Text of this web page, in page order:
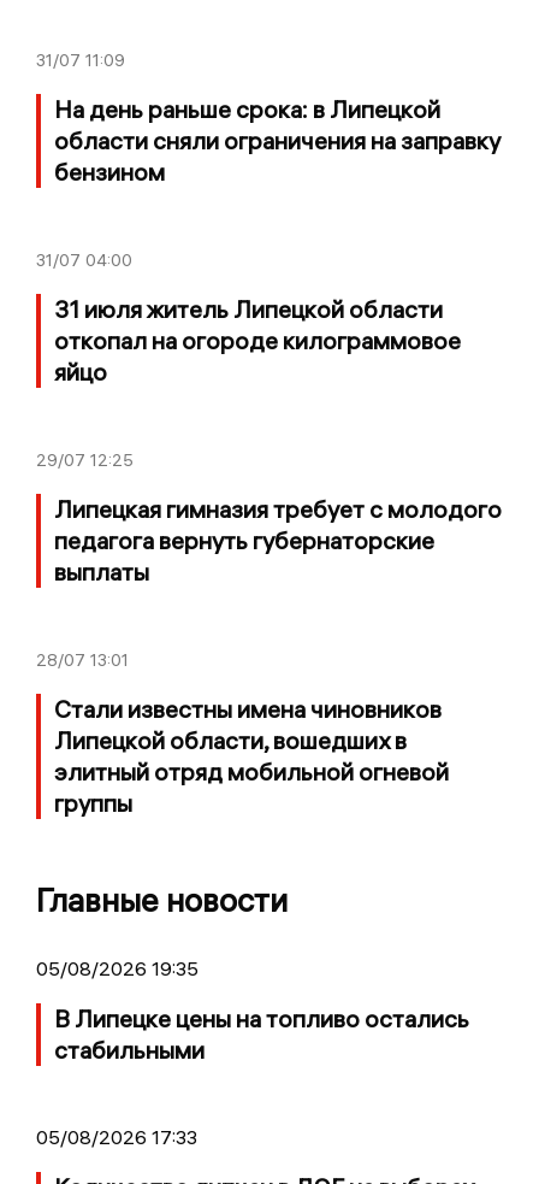
31/07 11:09
На день раньше срока: в Липецкой
области сняли ограничения на заправку
бензином
31/07 04:00
31 июля житель Липецкой области
откопал на огороде килограммовое
яйцо
29/07 12:25
Липецкая гимназия требует с молодого
педагога вернуть губернаторские
выплаты
28/07 13:01
Стали известны имена чиновников
Липецкой области, вошедших в
элитный отряд мобильной огневой
группы
Главные новости
05/08/2026 19:35
В Липецке цены на топливо остались
стабильными
05/08/2026 17:33